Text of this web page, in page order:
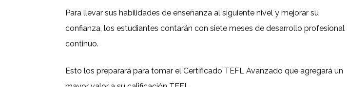
Para llevar sus habilidades de enseñanza al siguiente nivel y mejorar su
confianza, los estudiantes contarán con siete meses de desarrollo profesional
continuo.
Esto los preparará para tomar el Certificado TEFL Avanzado que agregará un